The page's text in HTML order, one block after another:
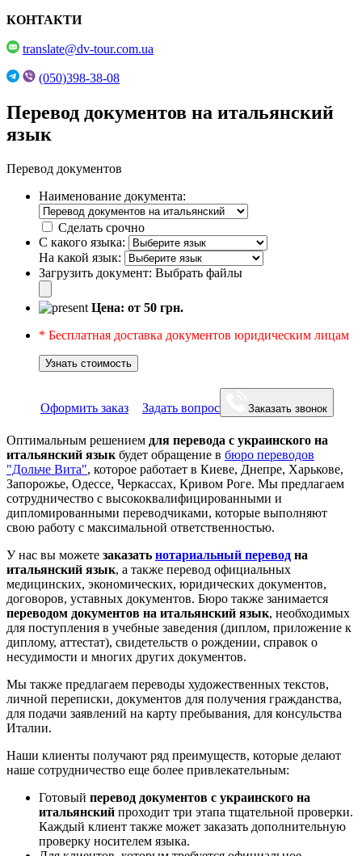
КОНТАКТИ
translate@dv-tour.com.ua
(050)398-38-08
Перевод документов на итальянский
язык
Перевод документов
Наименование документа:
Сделать срочно
С какого языка:
На какой язык:
Загрузить документ: Выбрать файлы
Цена: от 50 грн.
* Бесплатная доставка документов юридическим лицам
Узнать стоимость
Оформить заказ Задать вопрос Заказать звонок
Оптимальным решением для перевода с украинского на
итальянский язык будет обращение в бюро переводов
"Дольче Вита", которое работает в Киеве, Днепре, Харькове,
Запорожье, Одессе, Черкассах, Кривом Роге. Мы предлагаем
сотрудничество с высококвалифицированными и
дипломированными переводчиками, которые выполняют
свою работу с максимальной ответственностью.
У нас вы можете заказать нотариальный перевод на
итальянский язык, а также перевод официальных
медицинских, экономических, юридических документов,
договоров, уставных документов. Бюро также занимается
переводом документов на итальянский язык, необходимых
для поступления в учебные заведения (диплом, приложение к
диплому, аттестат), свидетельств о рождении, справок о
несудимости и многих других документов.
Мы также предлагаем переводы художественных текстов,
личной переписки, документов для получения гражданства,
для подачи заявлений на карту пребывания, для консульства
Италии.
Наши клиенты получают ряд преимуществ, которые делают
наше сотрудничество еще более привлекательным:
Готовый перевод документов с украинского на
итальянский проходит три этапа тщательной проверки.
Каждый клиент также может заказать дополнительную
проверку носителем языка.